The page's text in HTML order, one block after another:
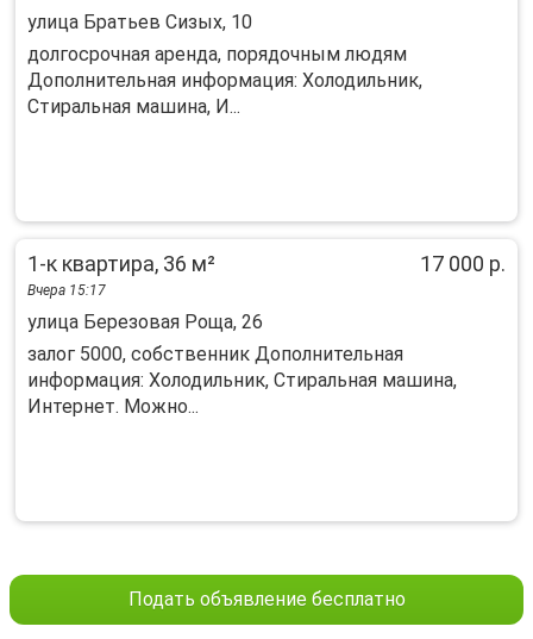
улица Братьев Сизых, 10
долгосрочная аренда, порядочным людям
Дополнительная информация: Холодильник,
Стиральная машина, И...
1-к квартира, 36 м² 17 000 р.
Вчера 15:17
улица Березовая Роща, 26
залог 5000, собственник Дополнительная
информация: Холодильник, Стиральная машина,
Интернет. Можно...
Подать объявление бесплатно